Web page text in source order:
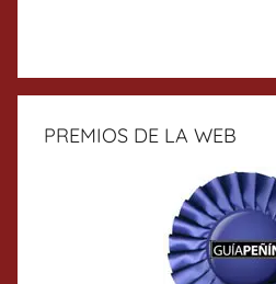
PREMIOS DE LA WEB